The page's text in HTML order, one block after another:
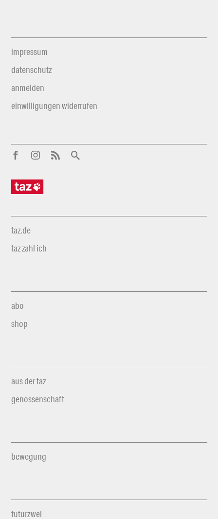
impressum
datenschutz
anmelden
einwilligungen widerrufen
taz.de
taz zahl ich
abo
shop
aus der taz
genossenschaft
bewegung
futurzwei